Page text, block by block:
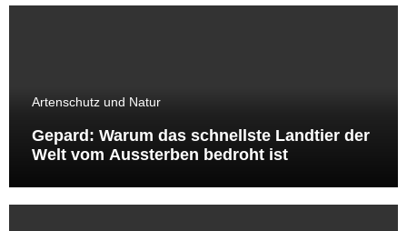
Artenschutz und Natur
Gepard: Warum das schnellste Landtier der
Welt vom Aussterben bedroht ist